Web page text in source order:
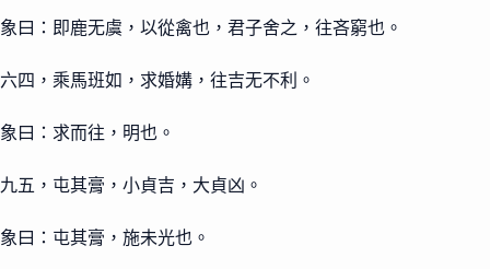
象曰：即鹿无虞，以從禽也，君子舍之，往吝窮也。
六四，乘馬班如，求婚媾，往吉无不利。
象曰：求而往，明也。
九五，屯其膏，小貞吉，大貞凶。
象曰：屯其膏，施未光也。